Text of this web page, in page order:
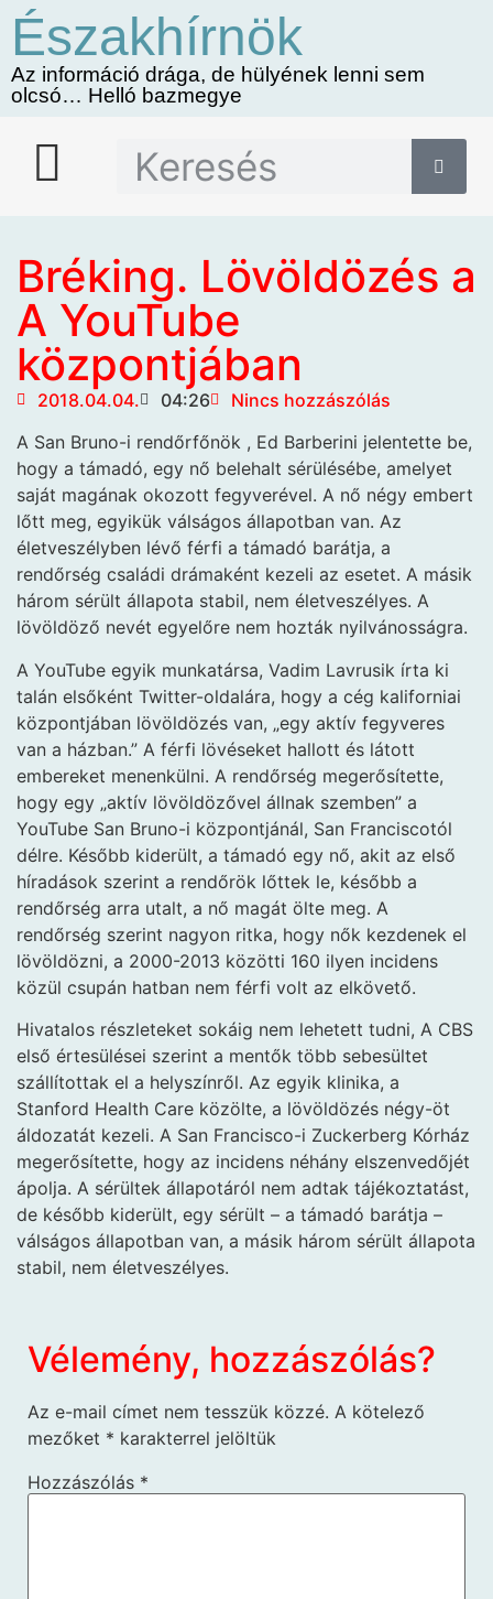
Északhírnök
Az információ drága, de hülyének lenni sem
olcsó… Helló bazmegye
Bréking. Lövöldözés a
A YouTube
központjában
2018.04.04. 04:26
Nincs hozzászólás
A San Bruno-i rendőrfőnök , Ed Barberini jelentette be,
hogy a támadó, egy nő belehalt sérülésébe, amelyet
saját magának okozott fegyverével. A nő négy embert
lőtt meg, egyikük válságos állapotban van. Az
életveszélyben lévő férfi a támadó barátja, a
rendőrség családi drámaként kezeli az esetet. A másik
három sérült állapota stabil, nem életveszélyes. A
lövöldöző nevét egyelőre nem hozták nyilvánosságra.
A YouTube egyik munkatársa, Vadim Lavrusik írta ki
talán elsőként Twitter-oldalára, hogy a cég kaliforniai
központjában lövöldözés van, „egy aktív fegyveres
van a házban.” A férfi lövéseket hallott és látott
embereket menenkülni. A rendőrség megerősítette,
hogy egy „aktív lövöldözővel állnak szemben” a
YouTube San Bruno-i központjánál, San Franciscotól
délre. Később kiderült, a támadó egy nő, akit az első
híradások szerint a rendőrök lőttek le, később a
rendőrség arra utalt, a nő magát ölte meg. A
rendőrség szerint nagyon ritka, hogy nők kezdenek el
lövöldözni, a 2000-2013 közötti 160 ilyen incidens
közül csupán hatban nem férfi volt az elkövető.
Hivatalos részleteket sokáig nem lehetett tudni, A CBS
első értesülései szerint a mentők több sebesültet
szállítottak el a helyszínről. Az egyik klinika, a
Stanford Health Care közölte, a lövöldözés négy-öt
áldozatát kezeli. A San Francisco-i Zuckerberg Kórház
megerősítette, hogy az incidens néhány elszenvedőjét
ápolja. A sérültek állapotáról nem adtak tájékoztatást,
de később kiderült, egy sérült – a támadó barátja –
válságos állapotban van, a másik három sérült állapota
stabil, nem életveszélyes.
Vélemény, hozzászólás?
Az e-mail címet nem tesszük közzé. A kötelező
mezőket * karakterrel jelöltük
Hozzászólás *